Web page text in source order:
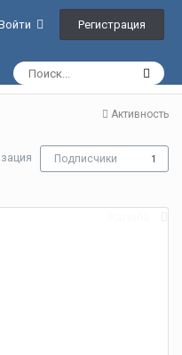
Регистрация
Активность
Подписчики 1